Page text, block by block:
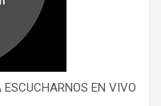
EN VIVO